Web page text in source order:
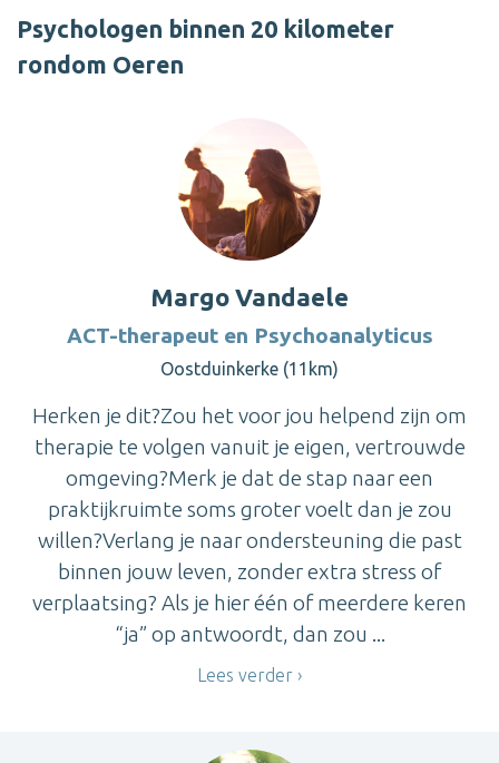
Psychologen binnen 20 kilometer
rondom Oeren
Margo Vandaele
ACT-therapeut en Psychoanalyticus
Oostduinkerke (11km)
Herken je dit?Zou het voor jou helpend zijn om
therapie te volgen vanuit je eigen, vertrouwde
omgeving?Merk je dat de stap naar een
praktijkruimte soms groter voelt dan je zou
willen?Verlang je naar ondersteuning die past
binnen jouw leven, zonder extra stress of
verplaatsing? Als je hier één of meerdere keren
“ja” op antwoordt, dan zou ...
Lees verder